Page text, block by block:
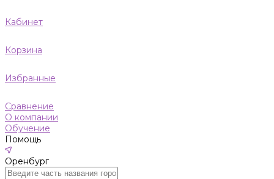
Кабинет
Корзина
Избранные
Сравнение
О компании
Обучение
Помощь
Оренбург